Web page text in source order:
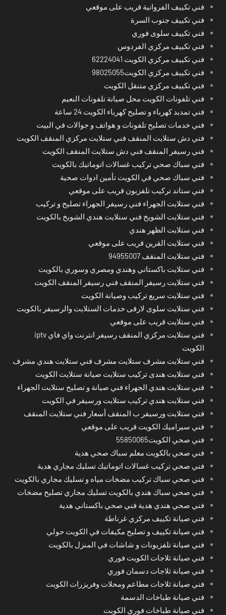
فني تكييف الفروانية قريب على موقعي
فني تكييف جنوب السرة
فني تكييف سلوى فوري
فني تكييف مركزي الفردوس
فني تكييف مركزي الكويت 62224041
فني تكييف مركزي الكويت98025055
فني تكييف مركزي متنقل الكويت
فني تلفونات الكويت محل صيانة تلفونات النعيم
فني تمديد كهرباء و تصليح كهرباء الكويت 24 ساعة
فني خدمات تصليح تلفونات و هواتف و جوالات في البيت
فني دش ستلايت المنقف فني ستلايت مركزي المنقف الكويت
فني رسيفر المنقف فني دش ستلايت المنقف الكويت
فني سباك صحي تركيب غسالات اتوماتيك بالكويت
فني سباك صحي في الكويت تأمين ادوات صحية
فني ستاند تركيب تلفزيون قريب على موقعي
فني ستلايت الجهراء فني رسيفر الجهراء تصليح و تركيب
فني ستلايت الشويخ فني ستلايت هندي الشويخ بالكويت
فني ستلايت الظهر هندي
فني ستلايت القرين قريب على موقعي
فني ستلايت المنقف 94955007
فني ستلايت باكستاني وهندي ومصري وسوري بالكويت
فني ستلايت رسيفر المنقف فني رسيفر المنقف الكويت
فني ستلايت سريع تركيب وصيانة الكويت
فني ستلايت سلوى لارقى خدمات الستلايت والرسيفر بالكويت
فني ستلايت قريب على موقعي
فني ستلايت مركزي المنقف رسيفر انترنت واي فاي iptv
الكويت
فني ستلايت مشرف ستلايت مشرف فني ستلايت هندي مشرف
فني ستلايت هندى تركيب ستلايت صيانة ستلايت الكويت
فني ستلايت هندي الجهراء فني صيانة و تصليح ستلايت الجهراء
فني ستلايت هندي تركيب ستلايت ورسيفر في الكويت
فني ستلايت ورسيفر ب المنقف أسعار فني ستلايت المنقف
فني سيراميك الكويت قريب على موقعي
فني صحي الكويت55850065
فني صحي بالكويت معلم سباك صحي هدية
فني صحي تركيب غسالات اتوماتيك تسليك مجاري هدية
فني صحي سباك تركيب مضخات مياه و تسليك مجاري بالكويت
فني صحي سباك هندي بالكويت تسليك مجاري تصليح مضخات
فني صحي هندي هدية فني صحي باكستاني هدية
فني صيانة تكييف مركزي غرناطة
فني صيانة تكييف و تصليح مكيفات في الكويت حولي
فني صيانة تلفزيونات و شاشات في المنزل بالكويت
فني صيانة ثلاجات الكويت فوري
فني صيانة ثلاجات دسمان فوري
فني صيانة ثلاجات مطاعم ومحلات وفريزرات الكويت
فني صيانة طباخات الدسمة
فني صيانة طباخات فوري الكويت